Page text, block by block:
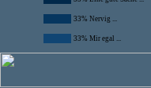
33% Nervig ...
33% Mir egal ...